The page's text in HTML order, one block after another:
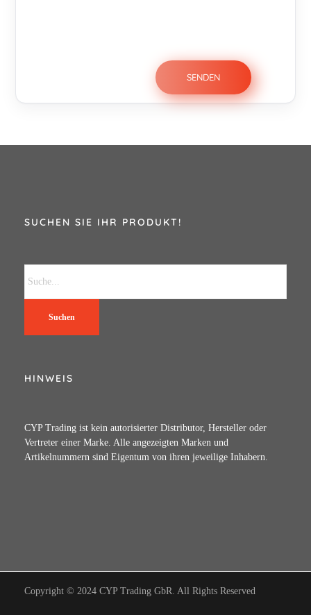
SUCHEN SIE IHR PRODUKT!
Suchen
HINWEIS
CYP Trading ist kein autorisierter Distributor, Hersteller oder
Vertreter einer Marke. Alle angezeigten Marken und
Artikelnummern sind Eigentum von ihren jeweilige Inhabern.
Copyright © 2024 CYP Trading GbR. All Rights Reserved